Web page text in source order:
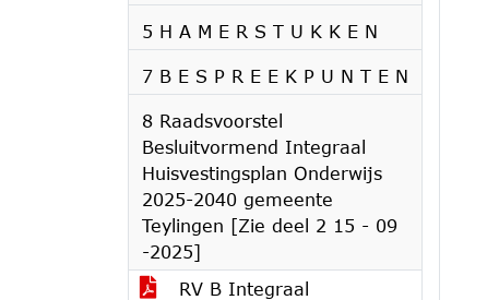
5 H A M E R S T U K K E N
7 B E S P R E E K P U N T E N
8 Raadsvoorstel
Besluitvormend Integraal
Huisvestingsplan Onderwijs
2025-2040 gemeente
Teylingen [Zie deel 2 15 - 09
-2025]
RV B Integraal